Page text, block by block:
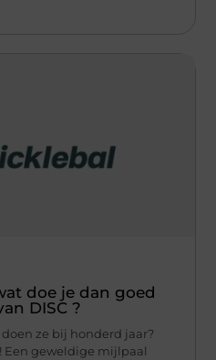
doe je dan goed
DISC ?
ze bij honderd jaar?
Een geweldige mijlpaal